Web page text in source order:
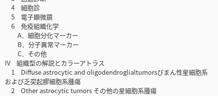
4 細胞診
5 電子顕微鏡
6 免疫組織化学
A．細胞分化マーカー
B．分子異常マーカー
C．その他
IV 組織型の解説とカラーアトラス
1 Diffuse astrocytic and oligodendroglialtumorsびまん性星細胞系
および乏突起膠細胞系腫瘍
2 Other astrocytic tumors その他の星細胞系腫瘍